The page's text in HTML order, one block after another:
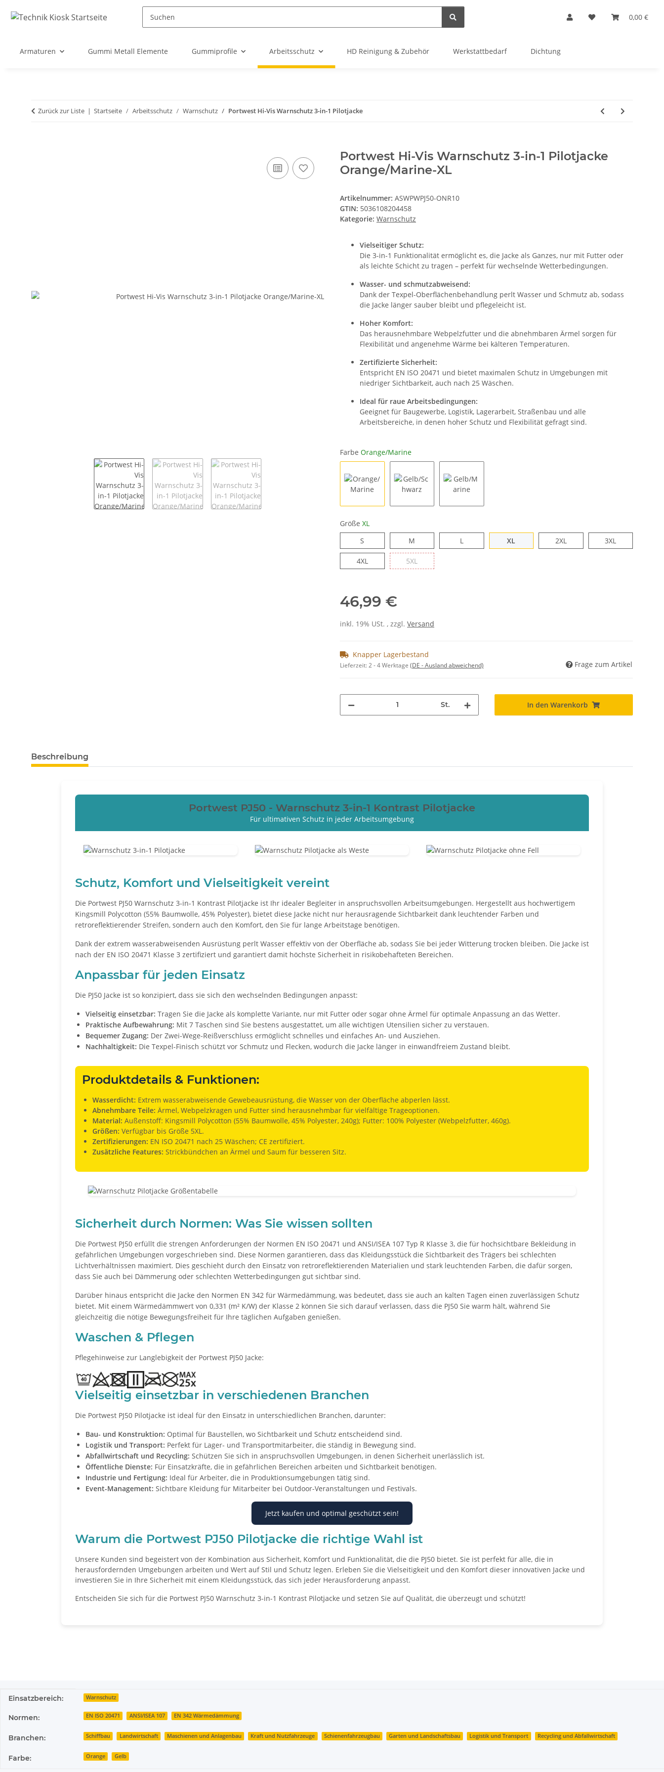
0,00 €
Armaturen Gummi Metall Elemente Gummiprofile Arbeitsschutz HD Reinigung & Zubehör Werkstattbedarf Dichtung
Zurück zur Liste Startseite Arbeitsschutz Warnschutz Portwest Hi-Vis Warnschutz 3-in-1 Pilotjacke
Portwest Hi-Vis Warnschutz 3-in-1 Pilotjacke
Orange/Marine-XL
Artikelnummer: ASWPWPJ50-ONR10
GTIN: 5036108204458
Kategorie: Warnschutz
Vielseitiger Schutz:
Die 3-in-1 Funktionalität ermöglicht es, die Jacke als Ganzes, nur mit Futter oder
als leichte Schicht zu tragen – perfekt für wechselnde Wetterbedingungen.
Wasser- und schmutzabweisend:
Dank der Texpel-Oberflächenbehandlung perlt Wasser und Schmutz ab, sodass
die Jacke länger sauber bleibt und pflegeleicht ist.
Hoher Komfort:
Das herausnehmbare Webpelzfutter und die abnehmbaren Ärmel sorgen für
Flexibilität und angenehme Wärme bei kälteren Temperaturen.
Zertifizierte Sicherheit:
Entspricht EN ISO 20471 und bietet maximalen Schutz in Umgebungen mit
niedriger Sichtbarkeit, auch nach 25 Wäschen.
Ideal für raue Arbeitsbedingungen:
Geeignet für Baugewerbe, Logistik, Lagerarbeit, Straßenbau und alle
Arbeitsbereiche, in denen hoher Schutz und Flexibilität gefragt sind.
Farbe Orange/Marine
Größe XL
S
M L XL 2XL 3XL
4XL 5XL
46,99 €
inkl. 19% USt. , zzgl. Versand
Knapper Lagerbestand
Lieferzeit:2 - 4 Werktage (DE - Ausland abweichend) Frage zum Artikel
St. In den Warenkorb
weitere Registerkarten anzeigen
Beschreibung
Portwest PJ50 - Warnschutz 3-in-1 Kontrast Pilotjacke
Für ultimativen Schutz in jeder Arbeitsumgebung
Schutz, Komfort und Vielseitigkeit vereint
Die Portwest PJ50 Warnschutz 3-in-1 Kontrast Pilotjacke ist Ihr idealer Begleiter in anspruchsvollen Arbeitsumgebungen. Hergestellt aus hochwertigem
Kingsmill Polycotton (55% Baumwolle, 45% Polyester), bietet diese Jacke nicht nur herausragende Sichtbarkeit dank leuchtender Farben und
retroreflektierender Streifen, sondern auch den Komfort, den Sie für lange Arbeitstage benötigen.
Dank der extrem wasserabweisenden Ausrüstung perlt Wasser effektiv von der Oberfläche ab, sodass Sie bei jeder Witterung trocken bleiben. Die Jacke ist
nach der EN ISO 20471 Klasse 3 zertifiziert und garantiert damit höchste Sicherheit in risikobehafteten Bereichen.
Anpassbar für jeden Einsatz
Die PJ50 Jacke ist so konzipiert, dass sie sich den wechselnden Bedingungen anpasst:
Vielseitig einsetzbar: Tragen Sie die Jacke als komplette Variante, nur mit Futter oder sogar ohne Ärmel für optimale Anpassung an das Wetter.
Praktische Aufbewahrung: Mit 7 Taschen sind Sie bestens ausgestattet, um alle wichtigen Utensilien sicher zu verstauen.
Bequemer Zugang: Der Zwei-Wege-Reißverschluss ermöglicht schnelles und einfaches An- und Ausziehen.
Nachhaltigkeit: Die Texpel-Finisch schützt vor Schmutz und Flecken, wodurch die Jacke länger in einwandfreiem Zustand bleibt.
Produktdetails & Funktionen:
Wasserdicht: Extrem wasserabweisende Gewebeausrüstung, die Wasser von der Oberfläche abperlen lässt.
Abnehmbare Teile: Ärmel, Webpelzkragen und Futter sind herausnehmbar für vielfältige Trageoptionen.
Material: Außenstoff: Kingsmill Polycotton (55% Baumwolle, 45% Polyester, 240g); Futter: 100% Polyester (Webpelzfutter, 460g).
Größen: Verfügbar bis Größe 5XL.
Zertifizierungen: EN ISO 20471 nach 25 Wäschen; CE zertifiziert.
Zusätzliche Features: Strickbündchen an Ärmel und Saum für besseren Sitz.
Sicherheit durch Normen: Was Sie wissen sollten
Die Portwest PJ50 erfüllt die strengen Anforderungen der Normen EN ISO 20471 und ANSI/ISEA 107 Typ R Klasse 3, die für hochsichtbare Bekleidung in
gefährlichen Umgebungen vorgeschrieben sind. Diese Normen garantieren, dass das Kleidungsstück die Sichtbarkeit des Trägers bei schlechten
Lichtverhältnissen maximiert. Dies geschieht durch den Einsatz von retroreflektierenden Materialien und stark leuchtenden Farben, die dafür sorgen,
dass Sie auch bei Dämmerung oder schlechten Wetterbedingungen gut sichtbar sind.
Darüber hinaus entspricht die Jacke den Normen EN 342 für Wärmedämmung, was bedeutet, dass sie auch an kalten Tagen einen zuverlässigen Schutz
bietet. Mit einem Wärmedämmwert von 0,331 (m² K/W) der Klasse 2 können Sie sich darauf verlassen, dass die PJ50 Sie warm hält, während Sie
gleichzeitig die nötige Bewegungsfreiheit für Ihre täglichen Aufgaben genießen.
Waschen & Pflegen
Pflegehinweise zur Langlebigkeit der Portwest PJ50 Jacke:
Vielseitig einsetzbar in verschiedenen Branchen
Die Portwest PJ50 Pilotjacke ist ideal für den Einsatz in unterschiedlichen Branchen, darunter:
Bau- und Konstruktion: Optimal für Baustellen, wo Sichtbarkeit und Schutz entscheidend sind.
Logistik und Transport: Perfekt für Lager- und Transportmitarbeiter, die ständig in Bewegung sind.
Abfallwirtschaft und Recycling: Schützen Sie sich in anspruchsvollen Umgebungen, in denen Sicherheit unerlässlich ist.
Öffentliche Dienste: Für Einsatzkräfte, die in gefährlichen Bereichen arbeiten und Sichtbarkeit benötigen.
Industrie und Fertigung: Ideal für Arbeiter, die in Produktionsumgebungen tätig sind.
Event-Management: Sichtbare Kleidung für Mitarbeiter bei Outdoor-Veranstaltungen und Festivals.
Jetzt kaufen und optimal geschützt sein!
Warum die Portwest PJ50 Pilotjacke die richtige Wahl ist
Unsere Kunden sind begeistert von der Kombination aus Sicherheit, Komfort und Funktionalität, die die PJ50 bietet. Sie ist perfekt für alle, die in
herausfordernden Umgebungen arbeiten und Wert auf Stil und Schutz legen. Erleben Sie die Vielseitigkeit und den Komfort dieser innovativen Jacke und
investieren Sie in Ihre Sicherheit mit einem Kleidungsstück, das sich jeder Herausforderung anpasst.
Entscheiden Sie sich für die Portwest PJ50 Warnschutz 3-in-1 Kontrast Pilotjacke und setzen Sie auf Qualität, die überzeugt und schützt!
Produkteigenschaft
Wert
Einsatzbereich: Warnschutz
Normen: EN ISO 20471 ANSI/ISEA 107 EN 342 Wärmedämmung
Branchen: Schiffbau Landwirtschaft Maschienen und Anlagenbau Kraft und Nutzfahrzeuge Schienenfahrzeugbau Garten und Landschaftsbau Logistik und Transport Recycling und Abfallwirtschaft
Farbe: Orange Gelb